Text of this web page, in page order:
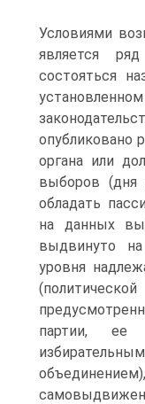
Условиями
является
состояться
опубликовано
органа или
выборов (дня
обладать
на данных
выдвинуто
уровня
партии, ее